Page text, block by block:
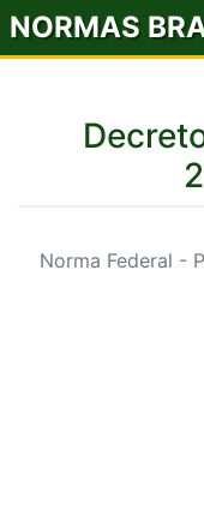
NORMAS
Norma Federal -